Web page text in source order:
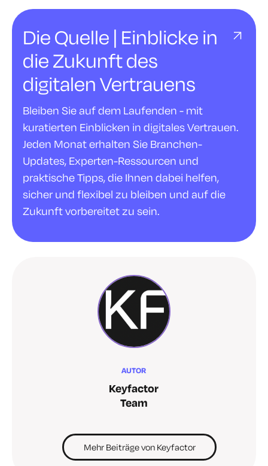
Die Quelle | Einblicke in
die Zukunft des
digitalen Vertrauens
Bleiben Sie auf dem Laufenden - mit
kuratierten Einblicken in digitales Vertrauen.
Jeden Monat erhalten Sie Branchen-
Updates, Experten-Ressourcen und
praktische Tipps, die Ihnen dabei helfen,
sicher und flexibel zu bleiben und auf die
Zukunft vorbereitet zu sein.
AUTOR
Keyfactor
Team
Mehr Beiträge von Keyfactor